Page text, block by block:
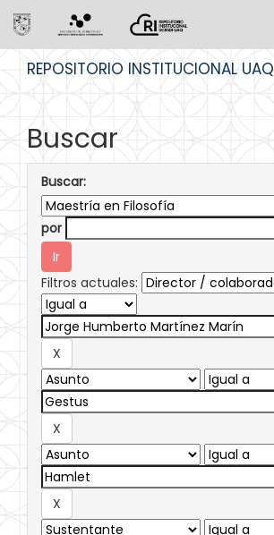
REPOSITORIO INSTITUCIONAL UAQ
Buscar
Buscar:
por
Filtros actuales: